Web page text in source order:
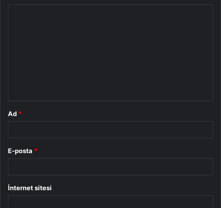
Ad *
E-posta *
İnternet sitesi